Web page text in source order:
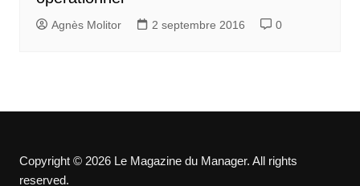
Agnès Molitor 2 septembre 2016 0
Copyright © 2026 Le Magazine du Manager. All rights
reserved.